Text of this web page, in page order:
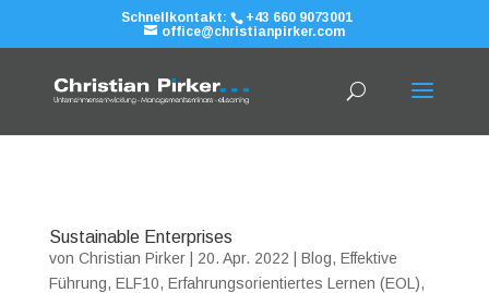
Schnellkontakt:
+43 660 9073001
office@christianpirker.com
Sustainable Enterprises
von Christian Pirker| 20. Apr. 2022 Blog, Effektive
Führung, ELF10, Erfahrungsorientiertes Lernen (EOL),